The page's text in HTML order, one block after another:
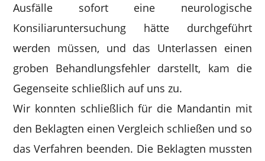
Ausfälle sofort eine neurologische
Konsiliaruntersuchung hätte durchgeführt
werden müssen, und das Unterlassen einen
groben Behandlungsfehler darstellt, kam die
Gegenseite schließlich auf uns zu.
Wir konnten schließlich für die Mandantin mit
den Beklagten einen Vergleich schließen und so
das Verfahren beenden. Die Beklagten mussten